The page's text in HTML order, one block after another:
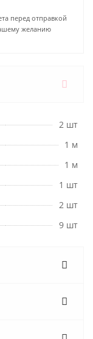
перед отправкой
желанию
2 шт
1 м
1 м
1 шт
2 шт
9 шт